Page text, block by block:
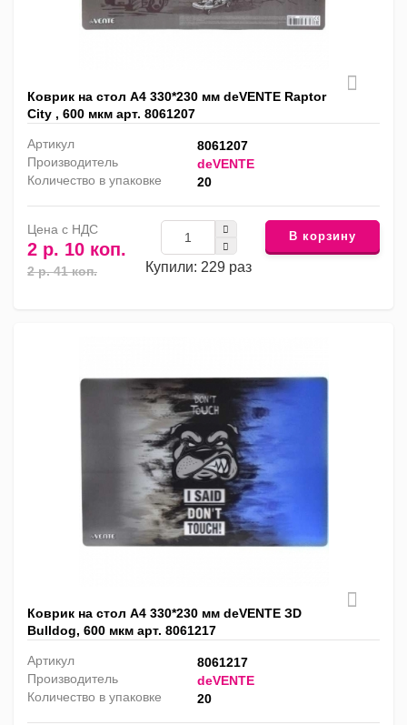
Коврик на стол А4 330*230 мм deVENTE Raptor
City , 600 мкм арт. 8061207
Артикул
8061207
Производитель
deVENTE
Количество в упаковке
20
Цена с НДС
2 р. 10 коп.
2 р. 41 коп. Купили: 229 раз
В корзину
Коврик на стол А4 330*230 мм deVENTE ЗD
Bulldog, 600 мкм арт. 8061217
Артикул
8061217
Производитель
deVENTE
Количество в упаковке
20